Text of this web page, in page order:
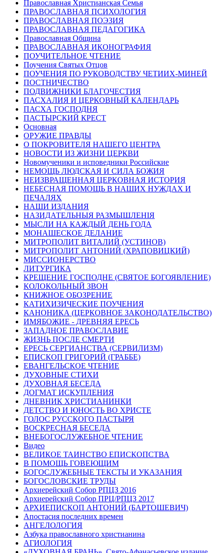
Православная Христианская Семья
ПРАВОСЛАВНАЯ ПСИХОЛОГИЯ
ПРАВОСЛАВНАЯ ПОЭЗИЯ
ПРАВОСЛАВНАЯ ПЕДАГОГИКА
Православная Община
ПРАВОСЛАВНАЯ ИКОНОГРАФИЯ
ПОУЧИТЕЛЬНОЕ ЧТЕНИЕ
Поучения Святых Отцов
ПОУЧЕНИЯ ПО РУКОВОДСТВУ ЧЕТИИХ-МИНЕЙ
ПОСТНИЧЕСТВО
ПОДВИЖНИКИ БЛАГОЧЕСТИЯ
ПАСХАЛИЯ И ЦЕРКОВНЫЙ КАЛЕНДАРЬ
ПАСХА ГОСПОДНЯ
ПАСТЫРСКИЙ КРЕСТ
Основная
ОРУЖИЕ ПРАВДЫ
О ПОКРОВИТЕЛЯ НАШЕГО ЦЕНТРА
НОВОСТИ ИЗ ЖИЗНИ ЦЕРКВИ
Новомученики и исповедники Российские
НЕМОЩЬ ЛЮДСКАЯ И СИЛА БОЖИЯ
НЕИЗВРАЩЕННАЯ ЦЕРКОВНАЯ ИСТОРИЯ
НЕБЕСНАЯ ПОМОЩЬ В НАШИХ НУЖДАХ И
ПЕЧАЛЯХ
НАШИ ИЗДАНИЯ
НАЗИДАТЕЛЬНЫЯ РАЗМЫШЛЕНІЯ
МЫСЛИ НА КАЖДЫЙ ДЕНЬ ГОДА
МОНАШЕСКОЕ ДЕЛАНИЕ
МИТРОПОЛИТ ВИТАЛИЙ (УСТИНОВ)
МИТРОПОЛИТ АНТОНИЙ (ХРАПОВИЦКИЙ)
МИССИОНЕРСТВО
ЛИТУРГИКА
КРЕЩЕНИЕ ГОСПОДНЕ (СВЯТОЕ БОГОЯВЛЕНИЕ)
КОЛОКОЛЬНЫЙ ЗВОН
КНИЖНОЕ ОБОЗРЕНИЕ
КАТИХИЗИЧЕСКИЕ ПОУЧЕНИЯ
КАНОНИКА (ЦЕРКОВНОЕ ЗАКОНОДАТЕЛЬСТВО)
ИМЯБОЖИЕ - ДРЕВНЯЯ ЕРЕСЬ
ЗАПАДНОЕ ПРАВОСЛАВИЕ
ЖИЗНЬ ПОСЛЕ СМЕРТИ
ЕРЕСЬ СЕРГИАНСТВА (СЕРВИЛИЗМ)
ЕПИСКОП ГРИГОРИЙ (ГРАББЕ)
ЕВАНГЕЛЬСКОЕ ЧТЕНИЕ
ДУХОВНЫЕ СТИХИ
ДУХОВНАЯ БЕСЕДА
ДОГМАТ ИСКУПЛЕНИЯ
ДНЕВНИК ХРИСТИАНИНКИ
ДЕТСТВО И ЮНОСТЬ ВО ХРИСТЕ
ГОЛОС РУССКОГО ПАСТЫРЯ
ВОСКРЕСНАЯ БЕСЕДА
ВНЕБОГОСЛУЖЕБНОЕ ЧТЕНИЕ
Видео
ВЕЛИКОЕ ТАИНСТВО ЕПИСКОПСТВА
В ПОМОЩЬ ГОВЕЮЩИМ
БОГОСЛУЖЕБНЫЕ ТЕКСТЫ И УКАЗАНИЯ
БОГОСЛОВСКИЕ ТРУДЫ
Архиерейский Собор РПЦЗ 2016
Архиерейский Собор ПРЦ/РПЦЗ 2017
АРХИЕПИСКОП АНТОНИЙ (БАРТОШЕВИЧ)
Апостасия последних времен
АНГЕЛОЛОГИЯ
Азбука православного христианина
АГИОЛОГИЯ